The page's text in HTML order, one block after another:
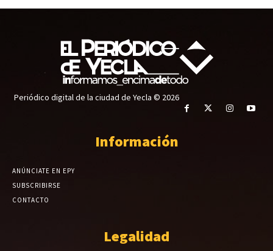
Periódico digital de la ciudad de Yecla © 2026
Información
ANÚNCIATE EN EPY
SUBSCRIBIRSE
CONTACTO
Legalidad